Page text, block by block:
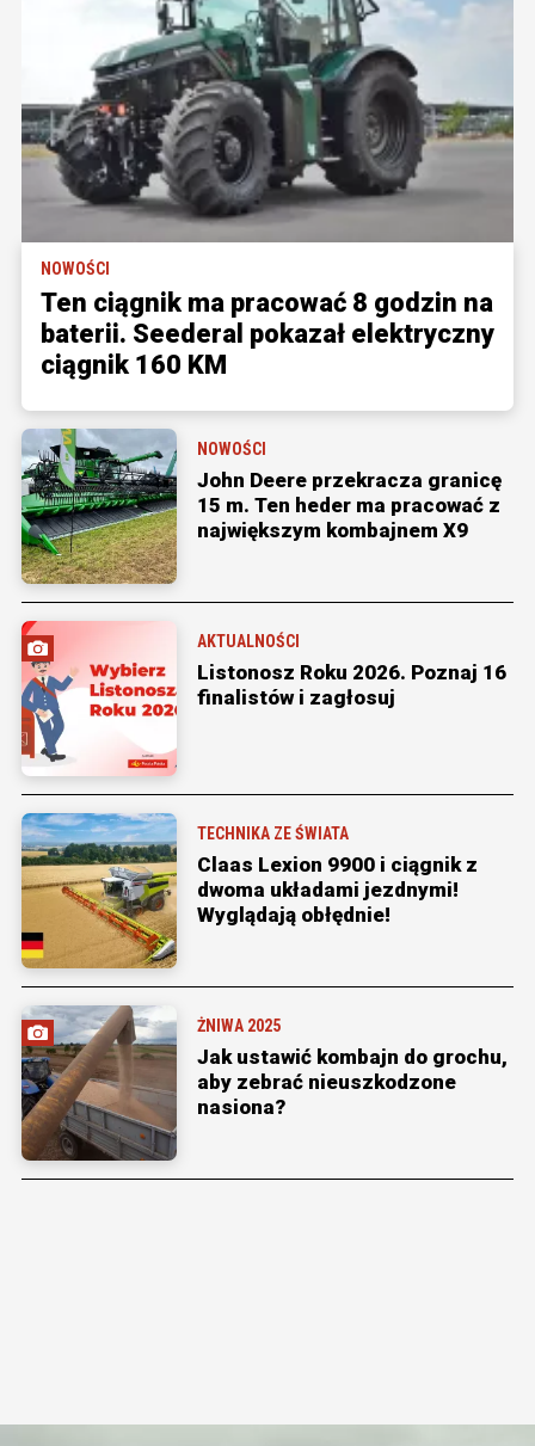
NOWOŚCI
Ten ciągnik ma pracować 8 godzin na
baterii. Seederal pokazał elektryczny
ciągnik 160 KM
NOWOŚCI
John Deere przekracza granicę
15 m. Ten heder ma pracować z
największym kombajnem X9
AKTUALNOŚCI
Listonosz Roku 2026. Poznaj 16
finalistów i zagłosuj
TECHNIKA ZE ŚWIATA
Claas Lexion 9900 i ciągnik z
dwoma układami jezdnymi!
Wyglądają obłędnie!
ŻNIWA 2025
Jak ustawić kombajn do grochu,
aby zebrać nieuszkodzone
nasiona?